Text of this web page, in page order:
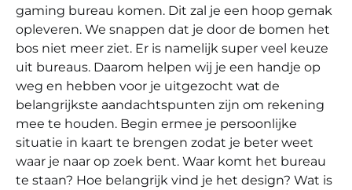
gaming bureau komen. Dit zal je een hoop gemak
opleveren. We snappen dat je door de bomen het
bos niet meer ziet. Er is namelijk super veel keuze
uit bureaus. Daarom helpen wij je een handje op
weg en hebben voor je uitgezocht wat de
belangrijkste aandachtspunten zijn om rekening
mee te houden. Begin ermee je persoonlijke
situatie in kaart te brengen zodat je beter weet
waar je naar op zoek bent. Waar komt het bureau
te staan? Hoe belangrijk vind je het design? Wat is